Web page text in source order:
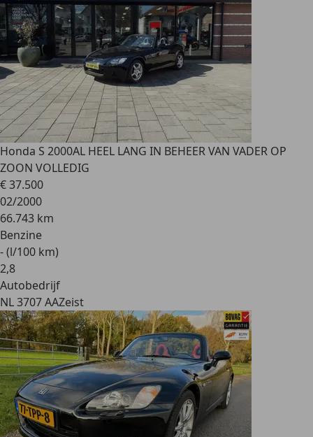
Honda S 2000AL HEEL LANG IN BEHEER VAN VADER OP
ZOON VOLLEDIG
€ 37.500
02/2000
66.743 km
Benzine
- (l/100 km)
2,8
Autobedrijf
NL 3707 AAZeist